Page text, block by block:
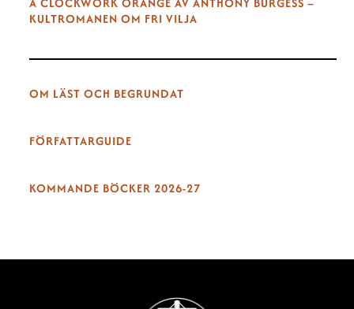
KULTROMANEN OM FRI VILJA
OM LÄST OCH BEGRUNDAT
FÖRFATTARGUIDE
KOMMANDE BÖCKER 2026-27
Back